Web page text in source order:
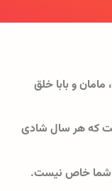
مامان و بابا خلق
که هر سال شادی
شما خاص نیست.